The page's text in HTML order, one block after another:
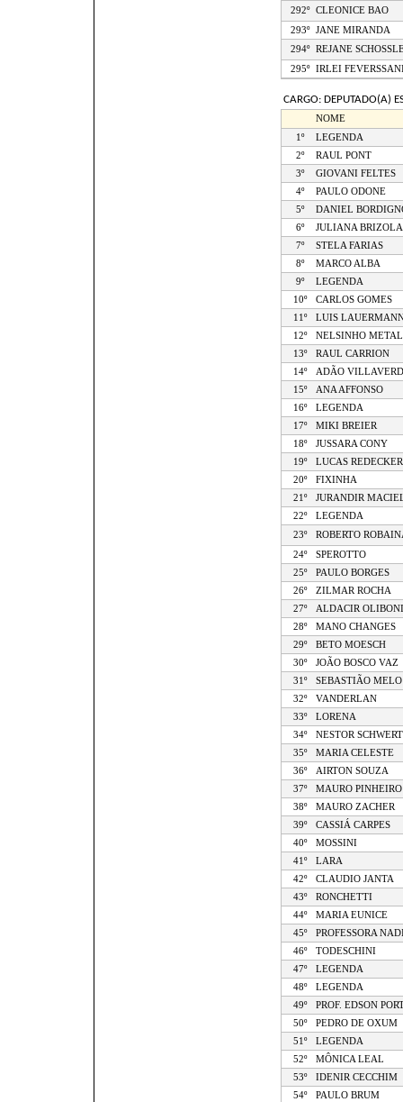
292º
CLEONICE BAO
293º
JANE MIRANDA
294º
REJANE
295º
IRLEI
CARGO: DEPUTADO(A)
NOME
1º
LEGENDA
2º
RAUL PONT
3º
GIOVANI FELTES
4º
PAULO ODONE
5º
DANIEL
6º
JULIANA BRIZOLA
7º
STELA FARIAS
8º
MARCO ALBA
9º
LEGENDA
10º
CARLOS GOMES
11º
LUIS
12º
NELSINHO
13º
RAUL CARRION
14º
ADÃO
15º
ANA AFFONSO
16º
LEGENDA
17º
MIKI BREIER
18º
JUSSARA CONY
19º
LUCAS REDECKER
20º
FIXINHA
21º
JURANDIR
22º
LEGENDA
23º
ROBERTO
24º
SPEROTTO
25º
PAULO BORGES
26º
ZILMAR ROCHA
27º
ALDACIR OLIBONI
28º
MANO CHANGES
29º
BETO MOESCH
30º
JOÃO BOSCO VAZ
31º
SEBASTIÃO MELO
32º
VANDERLAN
33º
LORENA
34º
NESTOR
35º
MARIA CELESTE
36º
AIRTON SOUZA
37º
MAURO PINHEIRO
38º
MAURO ZACHER
39º
CASSIÁ CARPES
40º
MOSSINI
41º
LARA
42º
CLAUDIO JANTA
43º
RONCHETTI
44º
MARIA EUNICE
45º
PROFESSORA
46º
TODESCHINI
47º
LEGENDA
48º
LEGENDA
49º
PROF. EDSON
50º
PEDRO DE OXUM
51º
LEGENDA
52º
MÔNICA LEAL
53º
IDENIR CECCHIM
54º
PAULO BRUM